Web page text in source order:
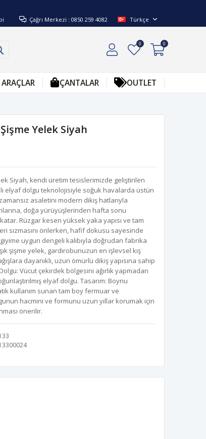
Çağrı Merkezi : 0850 259 4082 Türkçe
0 0
ÇANTALAR OUTLET
Yelek Siyah
Siyah, kendi üretim tesislerimizde geliştirilen
elyaf dolgu teknolojisiyle soğuk havalarda üstün
asaletini modern dikiş hatlarıyla
doğa yürüyüşlerinden hafta sonu
Rüzgar kesen yüksek yaka yapısı ve tam
sızmasını önlerken, hafif dokusu sayesinde
uygun dengeli kalıbıyla doğrudan fabrika
şişme yelek, gardırobunuzun en işlevsel kış
dayanıklı, uzun ömürlü dikiş yapısına sahip
Vücut çekirdek bölgesini ağırlık yapmadan
elyaf dolgu. Tasarım: Boynu
kullanım sunan tam boy fermuar ve
hacmini ve formunu uzun yıllar korumak için
önerilir.